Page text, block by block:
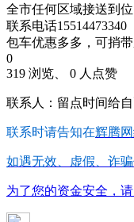
全市任何区域接送到位
联系电话15514473340
包车优惠多多，可捎
0
319 浏览、 0 人点赞
联系人：留点时间给自
联系时请告知在辉腾
如遇无效、虚假、诈
为了您的资金安全，